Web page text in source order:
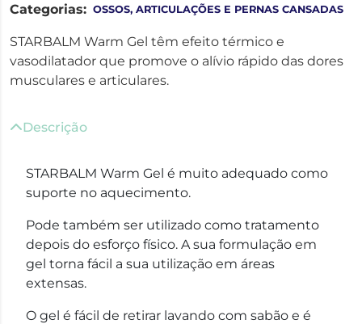
Categorias: OSSOS, ARTICULAÇÕES E PERNAS CANSADAS
STARBALM Warm Gel têm efeito térmico e
vasodilatador que promove o alívio rápido das dores
musculares e articulares.
Descrição
STARBALM Warm Gel é muito adequado como
suporte no aquecimento.
Pode também ser utilizado como tratamento
depois do esforço físico. A sua formulação em
gel torna fácil a sua utilização em áreas
extensas.
O gel é fácil de retirar lavando com sabão e é